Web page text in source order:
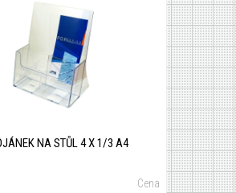
NA STŮL 4 X 1/3 A4
Cena